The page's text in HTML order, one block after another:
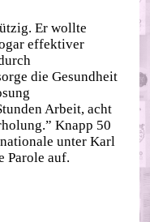
Er wollte
effektiver
die Gesundheit
Arbeit, acht
Knapp 50
unter Karl
Parole auf.